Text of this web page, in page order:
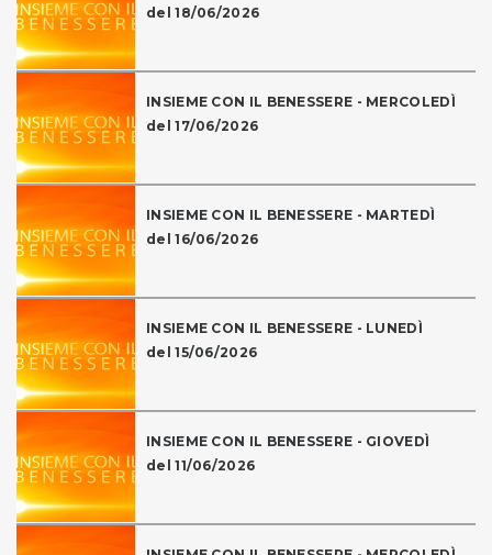
del 18/06/2026
INSIEME CON IL BENESSERE - MERCOLEDÌ
del 17/06/2026
INSIEME CON IL BENESSERE - MARTEDÌ
del 16/06/2026
INSIEME CON IL BENESSERE - LUNEDÌ
del 15/06/2026
INSIEME CON IL BENESSERE - GIOVEDÌ
del 11/06/2026